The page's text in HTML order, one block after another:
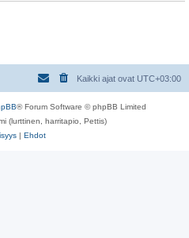
Kaikki ajat ovat UTC+03:00
® Forum Software © phpBB Limited
(lurttinen, harritapio, Pettis)
| Ehdot